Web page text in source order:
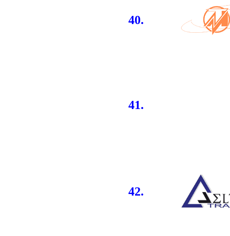
40.
41.
42.